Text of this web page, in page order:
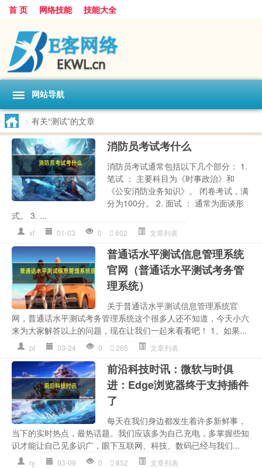
首 页 网络技能 技能大全
网站导航
> 有关“测试”的文章
消防员考试考什么
消防员考试通常包括以下几个部分： 1.
笔试 ： 主要科目为《时事政治》和
《公安消防业务知识》。 闭卷考试，满
分为100分。 2. 面试 ： 通常为面谈形
式。 3. ...
xf 01-03 0 602 文章列表
普通话水平测试信息管理系统
官网（普通话水平测试考务管
理系统）
关于普通话水平测试信息管理系统官
网，普通话水平测试考务管理系统这个很多人还不知道，今天小六
来为大家解答以上的问题，现在让我们一起来看看吧！ 1、如果...
pt 03-24 0 265 文章列表
前沿科技时讯：微软与时俱
进：Edge浏览器终于支持插件
了
每天在我们身边都发生着许多新鲜事，
当下的实时热点，最热话题。我们应该多为自己充电，多掌握些知
识才能让自己见多识广，眼下互联网、科技、数码已经与我们...
ry 03-09 0 852 文章列表